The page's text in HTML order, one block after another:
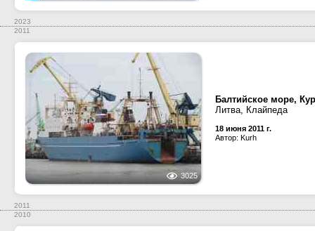
2023
2011
3025
Балтийское море,
Литва, Клайпеда
18 июня 2011 г.
Автор: Kurh
2011
2010